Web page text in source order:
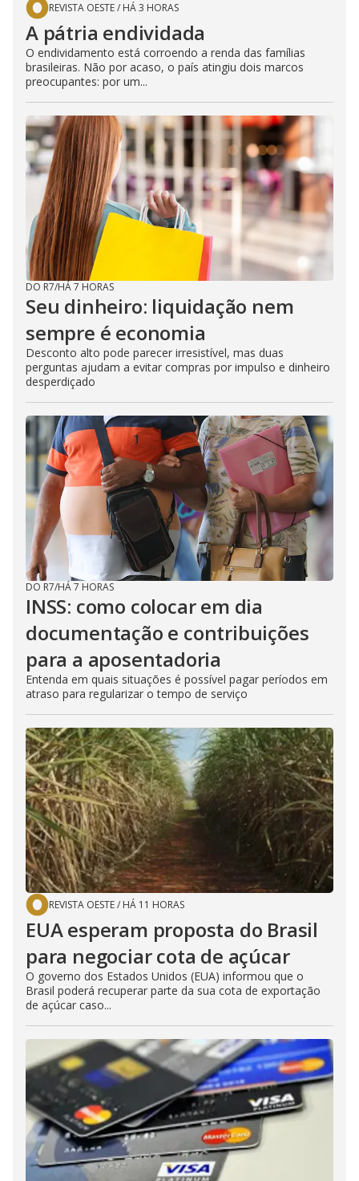
REVISTA OESTE/ HÁ 3 HORAS
A pátria endividada
O endividamento está corroendo a renda das famílias
brasileiras. Não por acaso, o país atingiu dois marcos
preocupantes: por um...
DO R7/HÁ 7 HORAS
Seu dinheiro: liquidação nem
sempre é economia
Desconto alto pode parecer irresistível, mas duas
perguntas ajudam a evitar compras por impulso e dinheiro
desperdiçado
DO R7/HÁ 7 HORAS
INSS: como colocar em dia
documentação e contribuições
para a aposentadoria
Entenda em quais situações é possível pagar períodos em
atraso para regularizar o tempo de serviço
REVISTA OESTE/ HÁ 11 HORAS
EUA esperam proposta do Brasil
para negociar cota de açúcar
O governo dos Estados Unidos (EUA) informou que o
Brasil poderá recuperar parte da sua cota de exportação
de açúcar caso...